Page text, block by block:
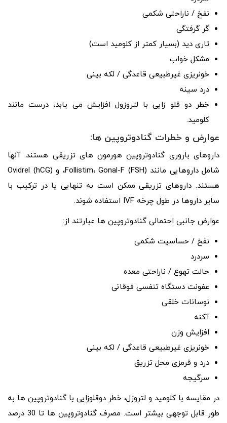
نفخ / ناراحتی شکمی
گر گرفتگی
تاری دید (بسیار کمتر از کلومید است)
مشکل خواب
خونریزی غیرطبیعی قاعدگی / لکه بینی
درد سینه
خطر دو قلو زایی با لتروزول افزایش می یابد، درست مانند
کلومید.
عوارض و خطرات گنادوتروپین ها:
داروهای باروری گنادوتروپین هورمون های تزریقی هستند. آنها
شامل داروهایی مانند Follistim، Gonal-F (FSH)، و Ovidrel (hCG)
هستند. داروهای تزریقی ممکن است به تنهایی یا در ترکیب با
سایر داروها در طول چرخه IVF استفاده شوند.
عوارض جانبی احتمالی گنادوتروپین ها عبارتند از:
نفخ / حساسیت شکمی
سردرد
حالت تهوع / ناراحتی معده
عفونت دستگاه تنفسی فوقانی
نوسانات خلقی
آکنه
افزایش وزن
خونریزی غیرطبیعی قاعدگی / لکه بینی
درد و قرمزی محل تزریق
سرگیجه
در مقایسه با کلومید و لتروزل، خطر دوقلوزایی با گنادوتروپین ها به
طور قابل توجهی بیشتر است. مصرف گنادوتروپین ها تا 30 درصد